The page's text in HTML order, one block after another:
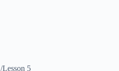
/Lesson 5